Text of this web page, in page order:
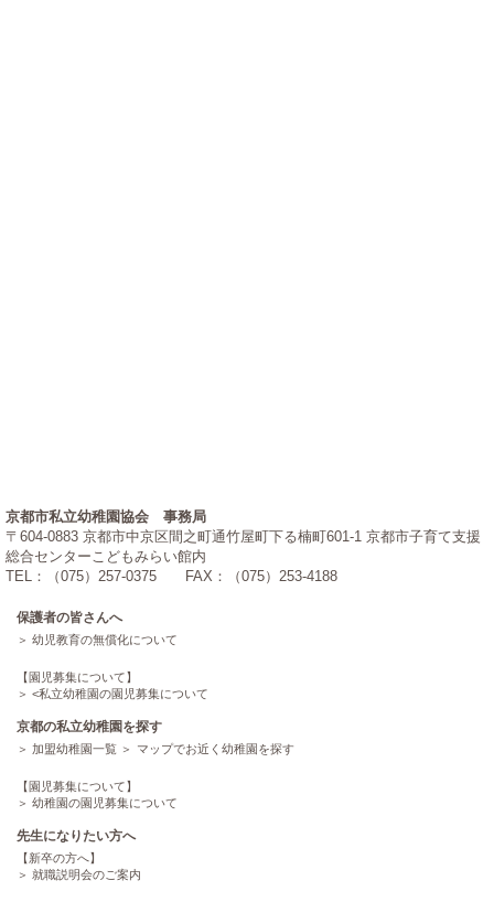
京都市私立幼稚園協会 事務局
〒604-0883 京都市中京区間之町通竹屋町下る楠町601-1 京都市子育て支援
総合センターこどもみらい館内
TEL：（075）257-0375 FAX：（075）253-4188
保護者の皆さんへ
幼児教育の無償化について
【園児募集について】
<私立幼稚園の園児募集について
京都の私立幼稚園を探す
加盟幼稚園一覧 マップでお近く幼稚園を探す
【園児募集について】
幼稚園の園児募集について
先生になりたい方へ
【新卒の方へ】
就職説明会のご案内